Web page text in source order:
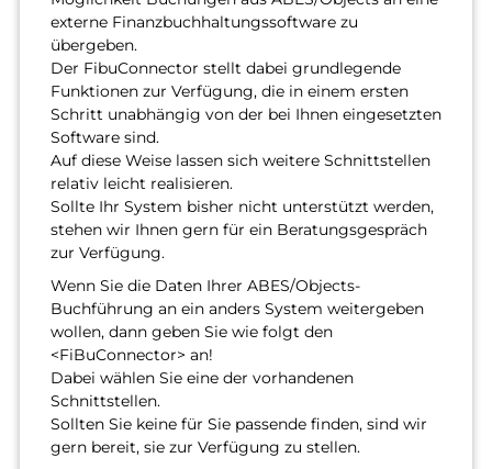
externe Finanzbuchhaltungssoftware zu
übergeben.
Der FibuConnector stellt dabei grundlegende
Funktionen zur Verfügung, die in einem ersten
Schritt unabhängig von der bei Ihnen eingesetzten
Software sind.
Auf diese Weise lassen sich weitere Schnittstellen
relativ leicht realisieren.
Sollte Ihr System bisher nicht unterstützt werden,
stehen wir Ihnen gern für ein Beratungsgespräch
zur Verfügung.
Wenn Sie die Daten Ihrer ABES/Objects-
Buchführung an ein anders System weitergeben
wollen, dann geben Sie wie folgt den
<FiBuConnector> an!
Dabei wählen Sie eine der vorhandenen
Schnittstellen.
Sollten Sie keine für Sie passende finden, sind wir
gern bereit, sie zur Verfügung zu stellen.